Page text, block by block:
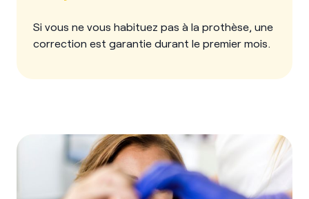
Si vous ne vous habituez pas à la prothèse, une
correction est garantie durant le premier mois.